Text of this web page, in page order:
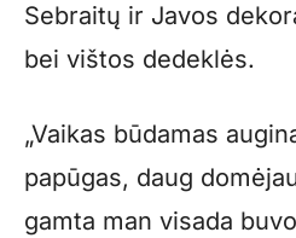
Sebraitų ir Javos
bei vištos dedeklės.
„Vaikas būdamas
papūgas, daug
gamta man visada